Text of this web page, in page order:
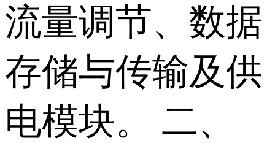
流量调节、数据
存储与传输及供
电模块。 二、